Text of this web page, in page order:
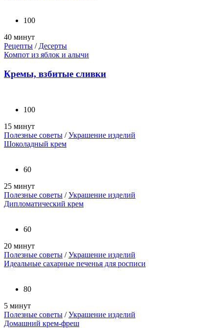
100
40 минут
Рецепты / Десерты
Компот из яблок и алычи
Кремы, взбитые сливки
100
15 минут
Полезные советы /Украшение изделий
Шоколадный крем
60
25 минут
Полезные советы /Украшение изделий
Дипломатический крем
60
20 минут
Полезные советы /Украшение изделий
Идеальные сахарные печенья для росписи
80
5 минут
Полезные советы /Украшение изделий
Домашний крем-фреш